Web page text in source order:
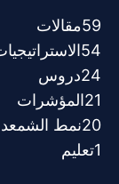
مقالات59
54
دروس24
المؤشرات21
نمط20
تعليم1